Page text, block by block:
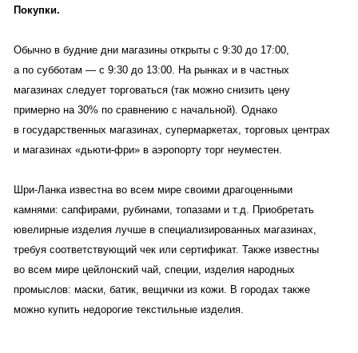
Покупки.
Обычно в будние дни магазины открыты с 9:30 до 17:00,
а по субботам — с 9:30 до 13:00. На рынках и в частных
магазинах следует торговаться (так можно снизить цену
примерно на 30% по сравнению с начальной). Однако
в государственных магазинах, супермаркетах, торговых центрах
и магазинах «дьюти-фри» в аэропорту торг неуместен.
Шри-Ланка известна во всем мире своими драгоценными
камнями: сапфирами, рубинами, топазами и т.д. Приобретать
ювелирные изделия лучше в специализированных магазинах,
требуя соответствующий чек или сертификат. Также известны
во всем мире цейлонский чай, специи, изделия народных
промыслов: маски, батик, вещички из кожи. В городах также
можно купить недорогие текстильные изделия.